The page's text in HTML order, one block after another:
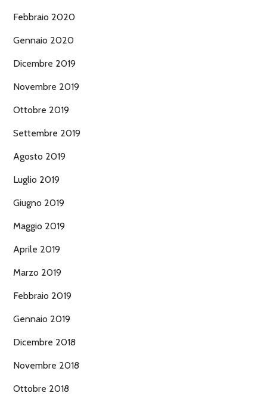
Febbraio 2020
Gennaio 2020
Dicembre 2019
Novembre 2019
Ottobre 2019
Settembre 2019
Agosto 2019
Luglio 2019
Giugno 2019
Maggio 2019
Aprile 2019
Marzo 2019
Febbraio 2019
Gennaio 2019
Dicembre 2018
Novembre 2018
Ottobre 2018